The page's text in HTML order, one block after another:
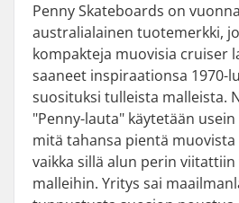
Penny Skateboards on
australialainen tuotemerkki,
kompakteja muovisia cruiser
saaneet inspiraationsa 1970-
suosituksi tulleista malleista.
"Penny-lauta" käytetään
mitä tahansa pientä
vaikka sillä alun perin
malleihin. Yritys sai